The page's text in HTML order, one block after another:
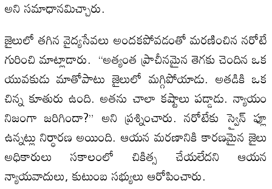
అని సమాధానమిచ్చారు.
జైలులో తగిన వైద్యసేవలు అందకపోవడంతో మరణించిన నరోటే
గురించి మాట్లాడారు. “అత్యంత ప్రాచీనమైన తెగకు చెందిన ఒక
యువకుడు మాతోపాటు జైలులో మగ్గిపోయాడు. అతడికి ఒక
చిన్న కూతురు ఉంది. అతను చాలా కష్టాలు పడ్డాడు. న్యాయం
నిజంగా జరిగిందా?” అని ప్రశ్నించారు. నరోటేకు స్వైన్ ఫ్లూ
ఉన్నట్లు నిర్ధారణ అయింది. ఆయన మరణానికి కారణమైన జైలు
అధికారులు సకాలంలో చికిత్స చేయలేదని ఆయన
న్యాయవాదులు, కుటుంబ సభ్యులు ఆరోపించారు.